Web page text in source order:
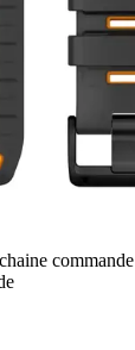
commande